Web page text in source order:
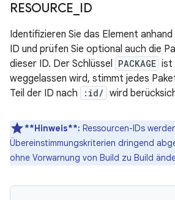
RESOURCE ID
Identifizieren Sie das Element
ID und prüfen Sie optional auch die
dieser ID. Der Schlüssel PACKAGE ist
weggelassen wird, stimmt jedes
Teil der ID nach
:id/ wird
**Hinweis**: Ressourcen-IDs
Übereinstimmungskriterien dringend
ohne Vorwarnung von Build zu Build